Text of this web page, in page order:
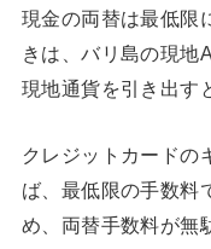
現金の両替は最低限
きは、バリ島の現地
現地通貨を引き出す
クレジットカードの
ば、最低限の手数料
め、両替手数料が無